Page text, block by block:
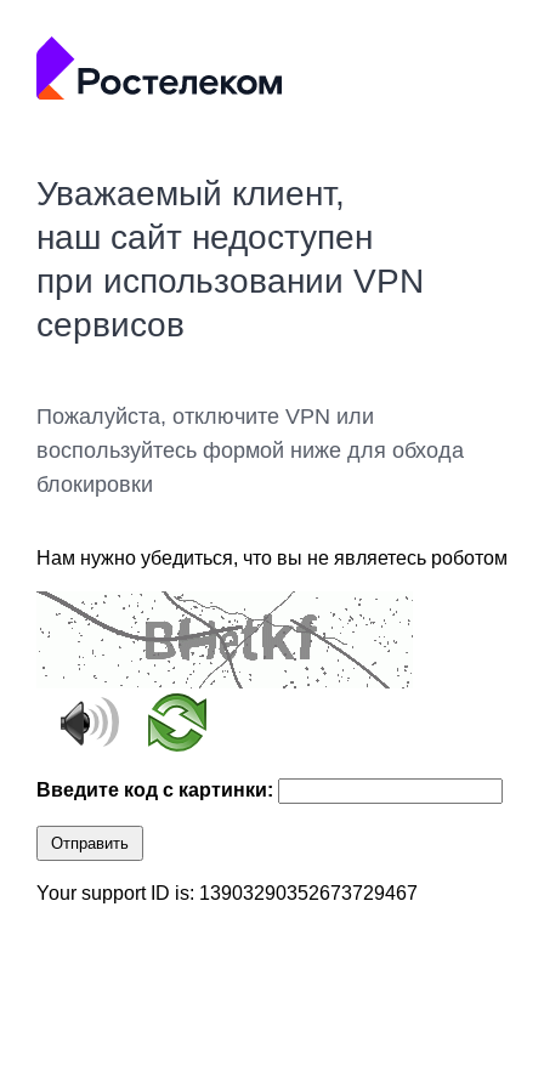
Уважаемый клиент,
наш сайт недоступен
при использовании VPN
сервисов
Пожалуйста, отключите VPN или
воспользуйтесь формой ниже для обхода
блокировки
Нам нужно убедиться, что вы не являетесь роботом
Введите код с картинки:
Отправить
Your support ID is: 13903290352673729467